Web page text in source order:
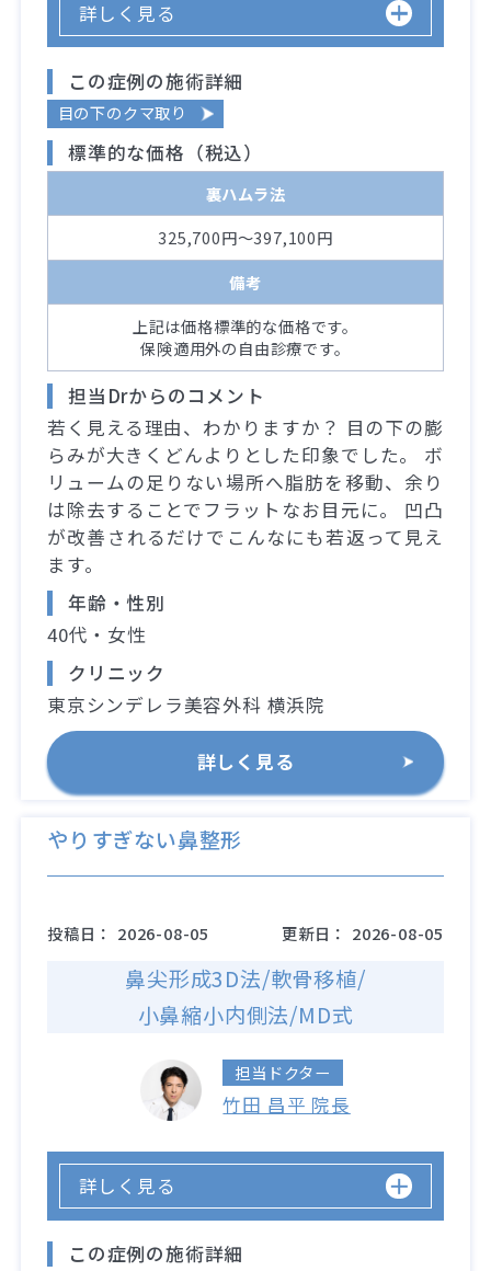
詳しく見る
この症例の施術詳細
目の下のクマ取り
標準的な価格（税込）
裏ハムラ法
325,700円～397,100円
備考
上記は価格標準的な価格です。
保険適用外の自由診療です。
担当Drからのコメント
若く見える理由、わかりますか？ 目の下の膨
らみが大きくどんよりとした印象でした。 ボ
リュームの足りない場所へ脂肪を移動、余り
は除去することでフラットなお目元に。 凹凸
が改善されるだけでこんなにも若返って見え
ます。
年齢・性別
40代・女性
クリニック
東京シンデレラ美容外科 横浜院
詳しく見る
やりすぎない鼻整形
投稿日： 2026-08-05 更新日： 2026-08-05
鼻尖形成3D法/軟骨移植/
小鼻縮小内側法/MD式
担当ドクター
竹田 昌平 院長
詳しく見る
この症例の施術詳細